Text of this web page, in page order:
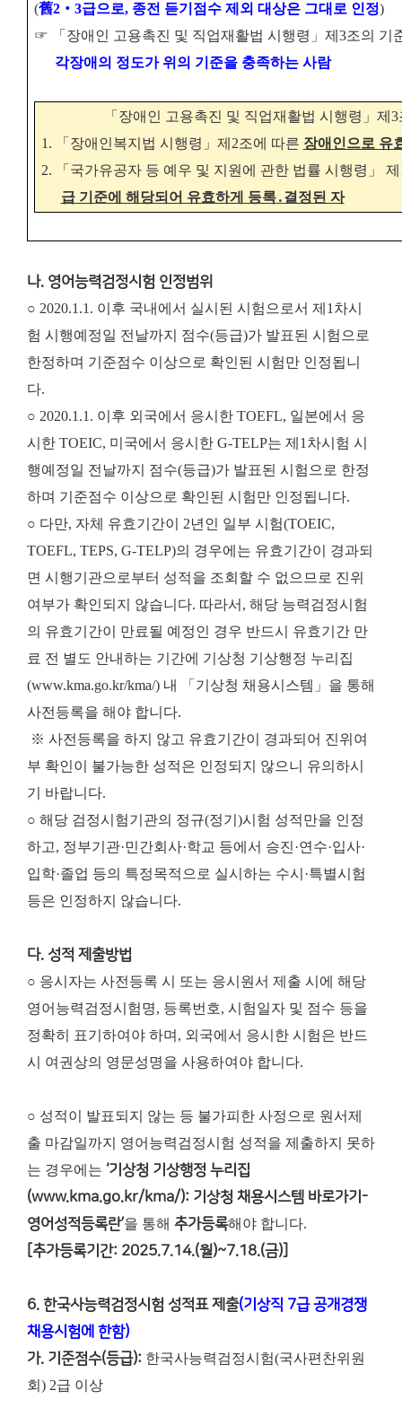
(舊2‧ 3급으로, 종전 듣기점수 제외 대상은 그대로 인정)
☞
「 장애인 고용촉진 및 직업재활법 시행령 」 제 3조의 기
각장애의 정도가 위의 기준을 충족하는 사람
「 장애인 고용촉진 및 직업재활법 시행령 」 제 3
1.
「 장애인복지법 시행령 」 제 2조에 따른 장애인으로 유
2.
「 국가유공자 등 예우 및 지원에 관한 법률 시행령 」 제
급 기준에 해당되어 유효하게 등록․결정된 자
나. 영어능력검정시험 인정범위
○ 2020.1.1. 이후 국내에서 실시된 시험으로서 제1차시
험 시행예정일 전날까지 점수(등급)가 발표된 시험으로
한정하며 기준점수 이상으로 확인된 시험만 인정됩니
다.
○ 2020.1.1. 이후 외국에서 응시한 TOEFL, 일본에서 응
시한 TOEIC, 미국에서 응시한 G-TELP는 제1차시험 시
행예정일 전날까지 점수(등급)가 발표된 시험으로 한정
하며 기준점수 이상으로 확인된 시험만 인정됩니다.
○ 다만, 자체 유효기간이 2년인 일부 시험(TOEIC,
TOEFL, TEPS, G-TELP)의 경우에는 유효기간이 경과되
면 시행기관으로부터 성적을 조회할 수 없으므로 진위
여부가 확인되지 않습니다. 따라서, 해당 능력검정시험
의 유효기간이 만료될 예정인 경우 반드시 유효기간 만
료 전 별도 안내하는 기간에 기상청 기상행정 누리집
(www.kma.go.kr/kma/) 내 「기상청 채용시스템」을 통해
사전등록을 해야 합니다.
※ 사전등록을 하지 않고 유효기간이 경과되어 진위여
부 확인이 불가능한 성적은 인정되지 않으니 유의하시
기 바랍니다.
○ 해당 검정시험기관의 정규(정기)시험 성적만을 인정
하고, 정부기관·민간회사·학교 등에서 승진·연수·입사·
입학·졸업 등의 특정목적으로 실시하는 수시·특별시험
등은 인정하지 않습니다.
다. 성적 제출방법
○ 응시자는 사전등록 시 또는 응시원서 제출 시에 해당
영어능력검정시험명, 등록번호, 시험일자 및 점수 등을
정확히 표기하여야 하며, 외국에서 응시한 시험은 반드
시 여권상의 영문성명을 사용하여야 합니다.
○ 성적이 발표되지 않는 등 불가피한 사정으로 원서제
출 마감일까지 영어능력검정시험 성적을 제출하지 못하
는 경우에는 ‘기상청 기상행정 누리집
(www.kma.go.kr/kma/): 기상청 채용시스템 바로가기-
영어성적등록란’을 통해 추가등록해야 합니다.
[추가등록기간: 2025.7.14.(월)~7.18.(금)]
6. 한국사능력검정시험 성적표 제출(기상직 7급 공개경쟁
채용시험에 한함)
가. 기준점수(등급): 한국사능력검정시험(국사편찬위원
회) 2급 이상